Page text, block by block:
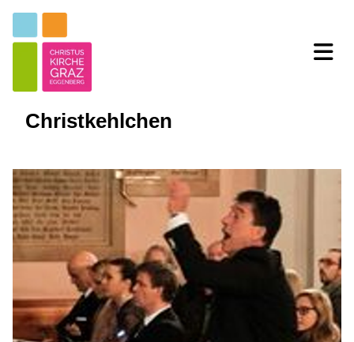
Christkehlchen